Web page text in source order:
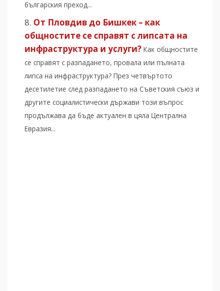
българския преход...
От Пловдив до Бишкек – как
общностите се справят с липсата на
инфраструктура и услуги? Как общностите
се справят с разпадането, провала или пълната
липса на инфраструктура? През четвъртото
десетилетие след разпадането на Съветския съюз и
другите социалистически държави този въпрос
продължава да бъде актуален в цяла Централна
Евразия...